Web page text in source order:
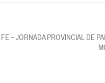
– JORNADA PROVINCIAL DE